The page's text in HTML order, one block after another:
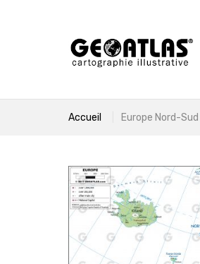
Accueil Europe Nord-Sud